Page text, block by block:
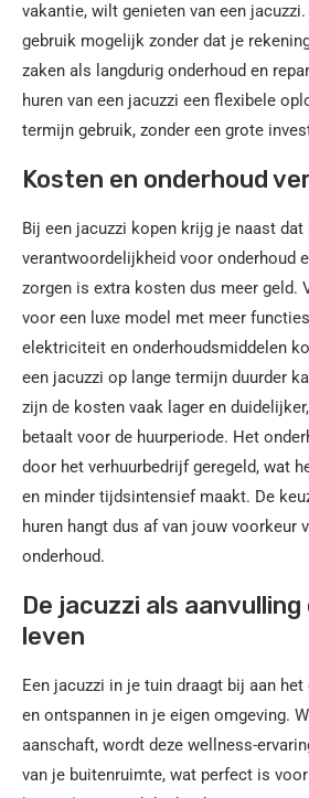
vakantie, wilt genieten van een
gebruik mogelijk zonder dat je
zaken als langdurig onderhoud en
huren van een jacuzzi een flexibele
termijn gebruik, zonder een grote
Kosten en onderhoud
Bij een jacuzzi kopen krijg je naast
verantwoordelijkheid voor onderhoud
zorgen is extra kosten dus meer geld.
voor een luxe model met meer
elektriciteit en onderhoudsmiddelen
een jacuzzi op lange termijn duurder
zijn de kosten vaak lager en
betaalt voor de huurperiode. Het
door het verhuurbedrijf geregeld, wat
en minder tijdsintensief maakt. De
huren hangt dus af van jouw voorkeur
onderhoud.
De jacuzzi als
leven
Een jacuzzi in je tuin draagt bij aan
en ontspannen in je eigen omgeving.
aanschaft, wordt deze wellness-
van je buitenruimte, wat perfect is